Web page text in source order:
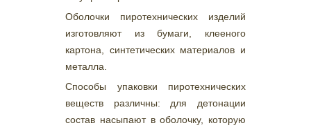
Оболочки пиротехнических изделий
изготовляют из бумаги, клееного
картона, синтетических материалов и
металла.
Способы упаковки пиротехнических
веществ различны: для детонации
состав насыпают в оболочку, которую